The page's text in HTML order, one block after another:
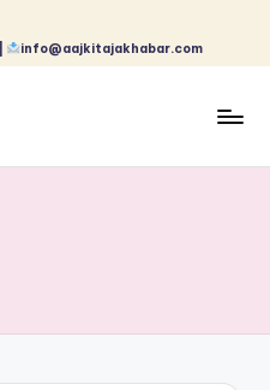
info@aajkitajakhabar.com